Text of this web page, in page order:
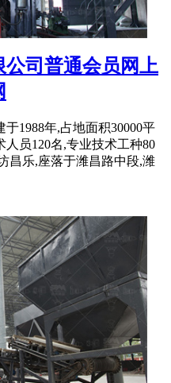
司普通会员网上
1988年,占地面积30000平
人员120名,专业技术工种80
昌乐,座落于潍昌路中段,潍